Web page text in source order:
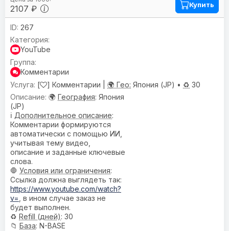
2107 ₽ Купить
267
YouTube
Комментарии
[
] Комментарии | 🌍 Гео: Япония (JP) • ♻️ 30
🌍 География: Япония
(JP)
ℹ️ Дополнительное описание:
Комментарии формируются
автоматически с помощью ИИ,
учитывая тему видео,
описание и заданные ключевые
слова.
🛑 Условия или ограничения:
Ссылка должна выглядеть так:
https://www.youtube.com/watch?
v= , в ином случае заказ не
будет выполнен.
♻️ Refill (дней): 30
📁 База: N-BASE